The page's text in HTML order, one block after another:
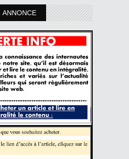
ANNONCE